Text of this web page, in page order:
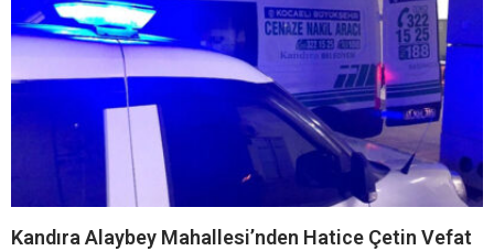
Kandıra Alaybey Mahallesi’nden Hatice Çetin Vefat